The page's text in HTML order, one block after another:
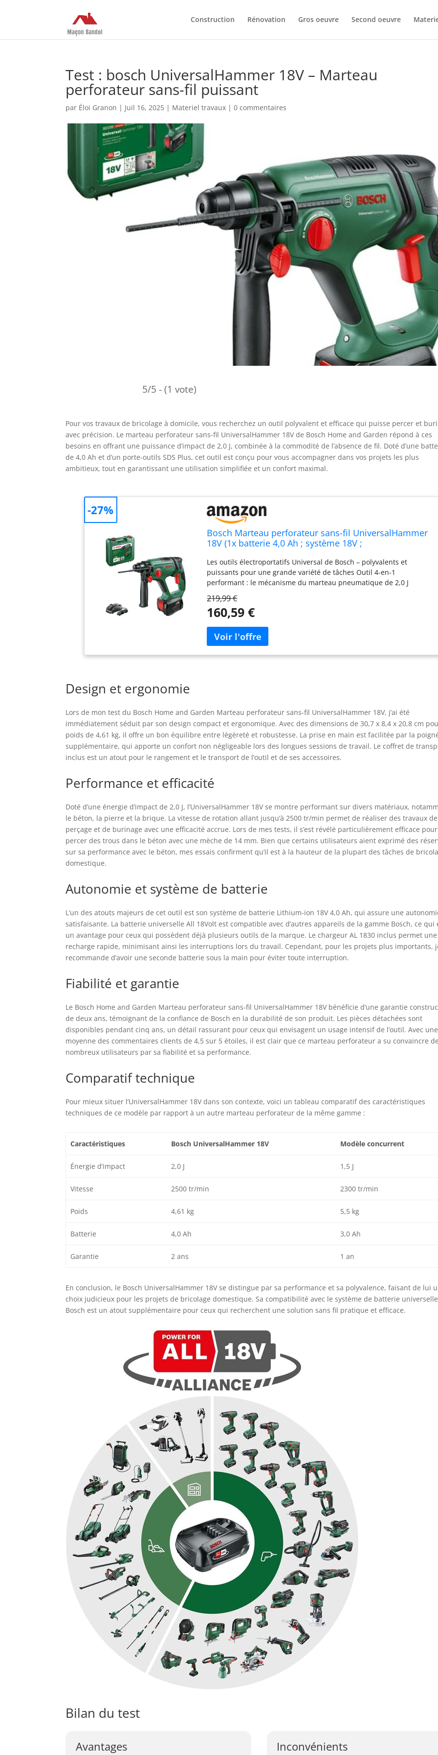
Construction Rénovation Gros oeuvre Second oeuvre
Test : bosch UniversalHammer 18V – Marteau
perforateur sans-fil puissant
par Éloi Granon | Juil 16, 2025 | Materiel travaux |0 commentaires
5/5 - (1 vote)
Pour vos travaux de bricolage à domicile, vous recherchez un outil polyvalent et efficace qui puisse percer et
avec précision. Le marteau perforateur sans-fil UniversalHammer 18V de Bosch Home and Garden répond à ces
besoins en offrant une puissance d’impact de 2,0 J, combinée à la commodité de l’absence de fil. Doté d’une
de 4,0 Ah et d’un porte-outils SDS Plus, cet outil est conçu pour vous accompagner dans vos projets les plus
ambitieux, tout en garantissant une utilisation simplifiée et un confort maximal.
Bosch Marteau perforateur sans-fil UniversalHammer
18V (1x batterie 4,0 Ah ; système 18V ;
Energy ; porte-outils SDS Plus ; dans un carton)
Les outils électroportatifs Universal de Bosch – polyvalents et
puissants pour une grande variété de tâches Outil 4-en-1
performant : le mécanisme du marteau pneumatique de 2,0 J
des travaux de burinage. Sans fonction de frappe, il est aussi
possible de percer des trous dans le bois ou de visser des vis
garantissant des changements de forets et de burins aisés, sans
accessoires POWER FOR ALL ALLIANCE: 1 BATTERIE, ​10+ MARQUES, ​
150+ OUTILS Accessoires fournis : UniversalHammer 18V, poignée
219,99 €
160,59 €
-27%
Design et ergonomie
Lors de mon test du Bosch Home and Garden Marteau perforateur sans-fil UniversalHammer 18V, j’ai été
immédiatement séduit par son design compact et ergonomique. Avec des dimensions de 30,7 x 8,4 x 20,8 cm
poids de 4,61 kg, il offre un bon équilibre entre légèreté et robustesse. La prise en main est facilitée par la
supplémentaire, qui apporte un confort non négligeable lors des longues sessions de travail. Le coffret de
inclus est un atout pour le rangement et le transport de l’outil et de ses accessoires.
Performance et efficacité
Doté d’une énergie d’impact de 2,0 J, l’UniversalHammer 18V se montre performant sur divers matériaux,
le béton, la pierre et la brique. La vitesse de rotation allant jusqu’à 2500 tr/min permet de réaliser des travaux de
perçage et de burinage avec une efficacité accrue. Lors de mes tests, il s’est révélé particulièrement efficace pour
percer des trous dans le béton avec une mèche de 14 mm. Bien que certains utilisateurs aient exprimé des
sur sa performance avec le béton, mes essais confirment qu’il est à la hauteur de la plupart des tâches de
domestique.
Autonomie et système de batterie
L’un des atouts majeurs de cet outil est son système de batterie Lithium-ion 18V 4,0 Ah, qui assure une
satisfaisante. La batterie universelle All 18Volt est compatible avec d’autres appareils de la gamme Bosch, ce qui
un avantage pour ceux qui possèdent déjà plusieurs outils de la marque. Le chargeur AL 1830 inclus permet une
recharge rapide, minimisant ainsi les interruptions lors du travail. Cependant, pour les projets plus importants,
recommande d’avoir une seconde batterie sous la main pour éviter toute interruption.
Fiabilité et garantie
Le Bosch Home and Garden Marteau perforateur sans-fil UniversalHammer 18V bénéficie d’une garantie
de deux ans, témoignant de la confiance de Bosch en la durabilité de son produit. Les pièces détachées sont
disponibles pendant cinq ans, un détail rassurant pour ceux qui envisagent un usage intensif de l’outil. Avec une
moyenne des commentaires clients de 4,5 sur 5 étoiles, il est clair que ce marteau perforateur a su convaincre
nombreux utilisateurs par sa fiabilité et sa performance.
Comparatif technique
Pour mieux situer l’UniversalHammer 18V dans son contexte, voici un tableau comparatif des caractéristiques
techniques de ce modèle par rapport à un autre marteau perforateur de la même gamme :
Caractéristiques Bosch UniversalHammer 18V Modèle concurrent
Énergie d’impact 2,0 J 1,5 J
Vitesse 2500 tr/min 2300 tr/min
Poids 4,61 kg 5,5 kg
Batterie 4,0 Ah 3,0 Ah
Garantie 2 ans 1 an
En conclusion, le Bosch UniversalHammer 18V se distingue par sa performance et sa polyvalence, faisant de lui
choix judicieux pour les projets de bricolage domestique. Sa compatibilité avec le système de batterie
Bosch est un atout supplémentaire pour ceux qui recherchent une solution sans fil pratique et efficace.
Bilan du test
Avantages Inconvénients